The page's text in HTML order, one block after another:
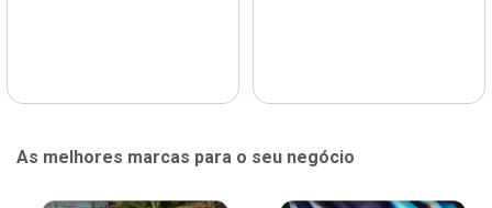
As melhores marcas para o seu negócio